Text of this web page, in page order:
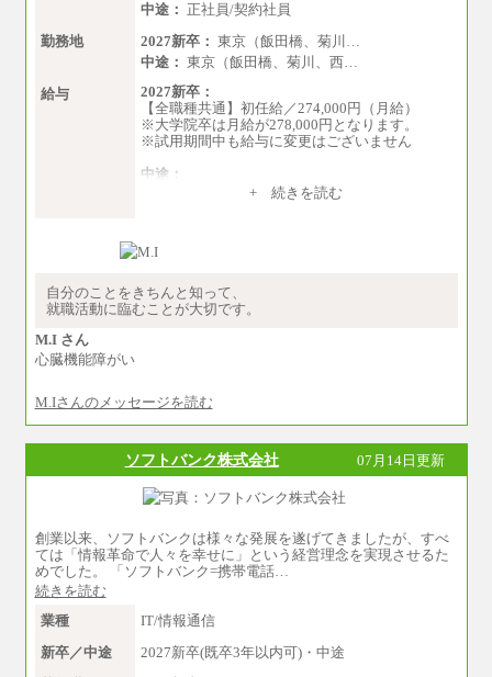
中途： 正社員/契約社員
勤務地
2027新卒： 東京（飯田橋、菊川…
中途： 東京（飯田橋、菊川、西…
給与
2027新卒：
【全職種共通】初任給／274,000円（月給）
※大学院卒は月給が278,000円となります。
※試用期間中も給与に変更はございません
中途：
（１）～（４）274,000円（月給）～
※業務内容・勤務形態に応じて、上記給与の範
※試用期間中も給与に変更はございません
+ 続きを読む
自分のことをきちんと知って、
就職活動に臨むことが大切です。
M.I さん
心臓機能障がい
M.Iさんのメッセージを読む
ソフトバンク株式会社 07月14日更新
創業以来、ソフトバンクは様々な発展を遂げてきましたが、すべ
ては「情報革命で人々を幸せに」という経営理念を実現させるた
めでした。 「ソフトバンク=携帯電話…
続きを読む
業種
IT/情報通信
新卒／中途
2027新卒(既卒3年以内可)・中途